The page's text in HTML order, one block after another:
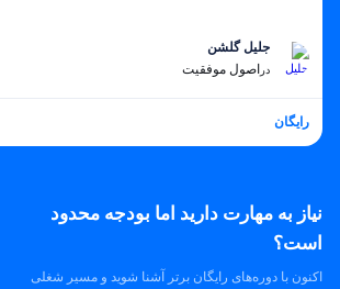
جلیل گلشن
در اصول موفقیت
رایگان
نیاز به مهارت دارید اما بودجه محدود
است؟
اکنون با دوره‌های رایگان برتر آشنا شوید و مسیر شغلی